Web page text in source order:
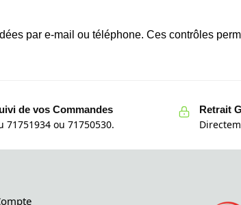
par e-mail ou téléphone. Ces contrôles
de vos Commandes
71751934 ou 71750530.
Retrait